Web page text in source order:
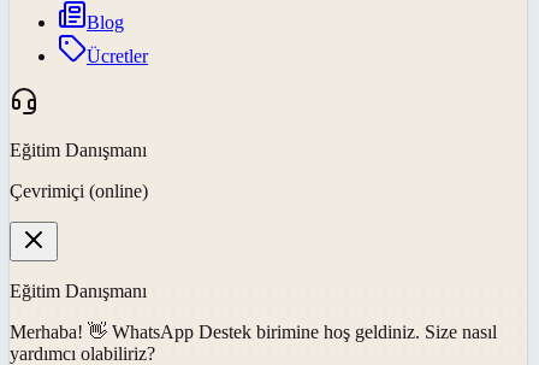
Blog
Ücretler
Eğitim Danışmanı
Çevrimiçi (online)
Eğitim Danışmanı
Merhaba! 👋 WhatsApp Destek birimine hoş geldiniz. Size nasıl
yardımcı olabiliriz?